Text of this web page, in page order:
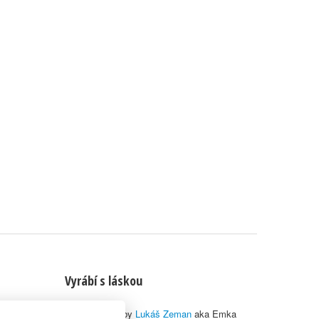
Vyrábí s láskou
© 2010–2026 by Lukáš Zeman aka Emka